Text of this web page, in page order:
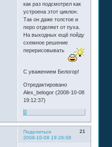
как раз подсмотрел как
устроена этот циклон.
Так он даже толстое и
перо отделяет от пуха.
На выходных ещё пойду
схемное решение
перерисовывать
С уважением Белогор!
Отредактировано
Alex_belogor (2008-10-08
19:12:37)
0
Поделиться
21
2008-10-08 19:26:08